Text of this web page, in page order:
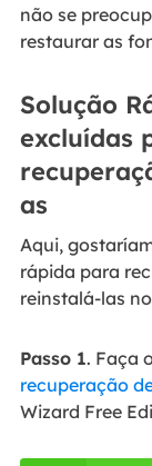
não se
restaurar as
Solução
excluídas
as
Aqui,
rápida para
reinstalá-las
Passo 1. Faça
recuperação
Wizard Free